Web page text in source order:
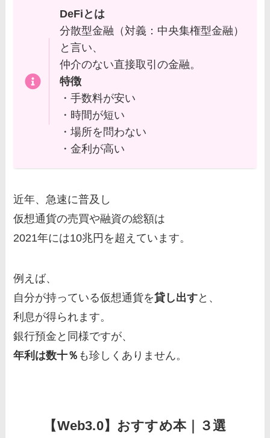
DeFiとは
分散型金融（対義：中央集権型金融）
と言い、
仲介のない直接取引の金融。
特徴
・手数料が安い
・時間が短い
・場所を問わない
・金利が高い
近年、急速に普及し
仮想通貨の売買や融資の総額は
2021年には10兆円を超えています。
例えば、
自分が持っている仮想通貨を貸し出すと、
利息が得られます。
銀行預金と同様ですが、
年利は数十％ も珍しくありません。
【Web3.0】おすすめ本｜３選